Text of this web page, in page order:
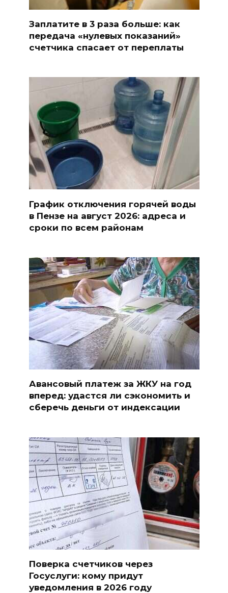
Заплатите в 3 раза больше: как
передача «нулевых показаний»
счетчика спасает от переплаты
График отключения горячей воды
в Пензе на август 2026: адреса и
сроки по всем районам
Авансовый платеж за ЖКУ на год
вперед: удастся ли сэкономить и
сберечь деньги от индексации
Поверка счетчиков через
Госуслуги: кому придут
уведомления в 2026 году